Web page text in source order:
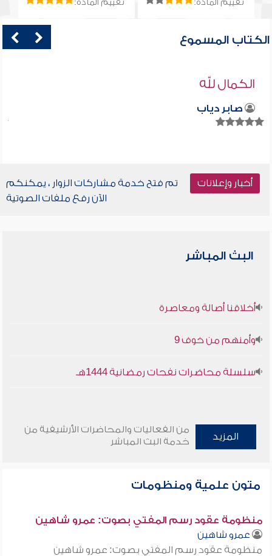
تقييم المادة: تقييم المادة:
الكتاب المسموع
الكمال لله
صابر دياب
أخبار وإعلانات
تم فتح خدمة مشاركات الزوار ، يمكنكم
الآن رفع ملفات الصوتية
البث المباشر
أخلاقنا أصالة ومعاصرة
وأمنهم من خوف 9
سلسلة محاضرات نفحات رمضانية 1444هـ
المزيد
من الفعاليات والمحاضرات الأرشيفية من
خدمة البث المباشر
متون علمية ومنظومات
منظومة عقود رسم المفتي بصوت: عمرو شاهين
عمرو شاهين
منظومة عقود رسم المفتي بصوت: عمرو شاهين